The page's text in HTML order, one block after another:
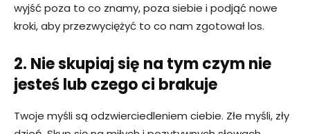
wyjść poza to co znamy, poza siebie i podjąć nowe
kroki, aby przezwyciężyć to co nam zgotował los.
2. Nie skupiaj się na tym czym nie
jesteś lub czego ci brakuje
Twoje myśli są odzwierciedleniem ciebie. Złe myśli, zły